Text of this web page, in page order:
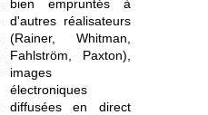
bien empruntés à
d'autres réalisateurs
(Rainer, Whitman,
Fahlström, Paxton),
images
électroniques
diffusées en direct